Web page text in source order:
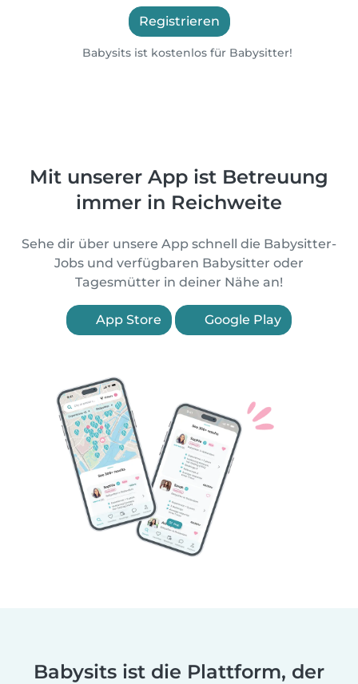
Registrieren
Babysits ist kostenlos für Babysitter!
Mit unserer App ist Betreuung
immer in Reichweite
Sehe dir über unsere App schnell die Babysitter-
Jobs und verfügbaren Babysitter oder
Tagesmütter in deiner Nähe an!
App Store Google Play
Babysits ist die Plattform, der